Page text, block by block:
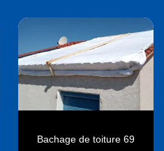
Bachage de toiture 69